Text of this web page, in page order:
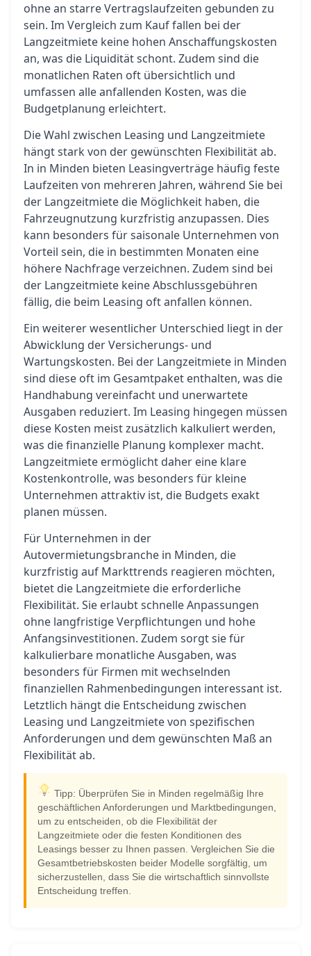
ohne an starre Vertragslaufzeiten gebunden zu
sein. Im Vergleich zum Kauf fallen bei der
Langzeitmiete keine hohen Anschaffungskosten
an, was die Liquidität schont. Zudem sind die
monatlichen Raten oft übersichtlich und
umfassen alle anfallenden Kosten, was die
Budgetplanung erleichtert.
Die Wahl zwischen Leasing und Langzeitmiete
hängt stark von der gewünschten Flexibilität ab.
In in Minden bieten Leasingverträge häufig feste
Laufzeiten von mehreren Jahren, während Sie bei
der Langzeitmiete die Möglichkeit haben, die
Fahrzeugnutzung kurzfristig anzupassen. Dies
kann besonders für saisonale Unternehmen von
Vorteil sein, die in bestimmten Monaten eine
höhere Nachfrage verzeichnen. Zudem sind bei
der Langzeitmiete keine Abschlussgebühren
fällig, die beim Leasing oft anfallen können.
Ein weiterer wesentlicher Unterschied liegt in der
Abwicklung der Versicherungs- und
Wartungskosten. Bei der Langzeitmiete in Minden
sind diese oft im Gesamtpaket enthalten, was die
Handhabung vereinfacht und unerwartete
Ausgaben reduziert. Im Leasing hingegen müssen
diese Kosten meist zusätzlich kalkuliert werden,
was die finanzielle Planung komplexer macht.
Langzeitmiete ermöglicht daher eine klare
Kostenkontrolle, was besonders für kleine
Unternehmen attraktiv ist, die Budgets exakt
planen müssen.
Für Unternehmen in der
Autovermietungsbranche in Minden, die
kurzfristig auf Markttrends reagieren möchten,
bietet die Langzeitmiete die erforderliche
Flexibilität. Sie erlaubt schnelle Anpassungen
ohne langfristige Verpflichtungen und hohe
Anfangsinvestitionen. Zudem sorgt sie für
kalkulierbare monatliche Ausgaben, was
besonders für Firmen mit wechselnden
finanziellen Rahmenbedingungen interessant ist.
Letztlich hängt die Entscheidung zwischen
Leasing und Langzeitmiete von spezifischen
Anforderungen und dem gewünschten Maß an
Flexibilität ab.
Tipp: Überprüfen Sie in Minden regelmäßig Ihre
geschäftlichen Anforderungen und Marktbedingungen,
um zu entscheiden, ob die Flexibilität der
Langzeitmiete oder die festen Konditionen des
Leasings besser zu Ihnen passen. Vergleichen Sie die
Gesamtbetriebskosten beider Modelle sorgfältig, um
sicherzustellen, dass Sie die wirtschaftlich sinnvollste
Entscheidung treffen.